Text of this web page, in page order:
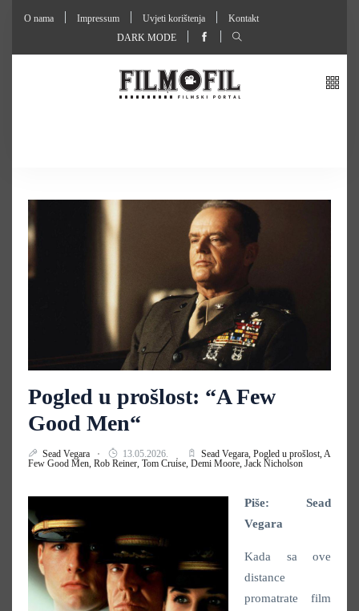
O nama Impressum Uvjeti korištenja
Kontakt
DARK MODE
Pogled u prošlost: “A Few
Good Men“
Sead Vegara 13.05.2026. Sead Vegara, Pogled u prošlost, A
Few Good Men, Rob Reiner, Tom Cruise, Demi Moore, Jack Nicholson
Piše: Sead
Vegara
Kada sa ove
distance
promatrate film